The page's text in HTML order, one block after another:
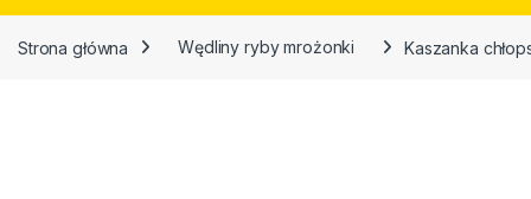
Strona główna Wędliny ryby mrożonki Kaszanka